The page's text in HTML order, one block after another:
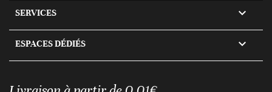
SERVICES 
ESPACES DÉDIÉS 